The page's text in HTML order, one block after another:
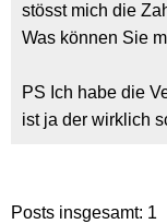
stösst mich die
Was können Sie
PS Ich habe die
ist ja der wirklich
Posts insgesamt: 1